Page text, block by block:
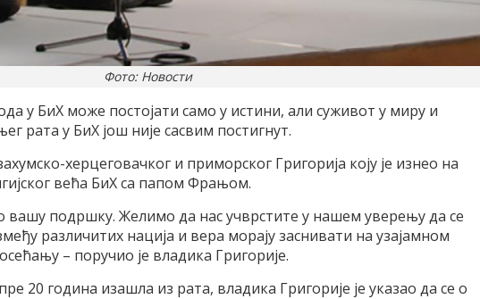
Фото: Новости
у БиХ може постојати само у истини, али суживот у миру и
рата у БиХ још није сасвим постигнут.
херцеговачког и приморског Григорија коју је изнео на
већа БиХ са папом Фрањом.
вашу подршку. Желимо да нас учврстите у нашем уверењу да се
различитих нација и вера морају заснивати на узајамном
– поручио је владика Григорије.
20 година изашла из рата, владика Григорије је указао да се о